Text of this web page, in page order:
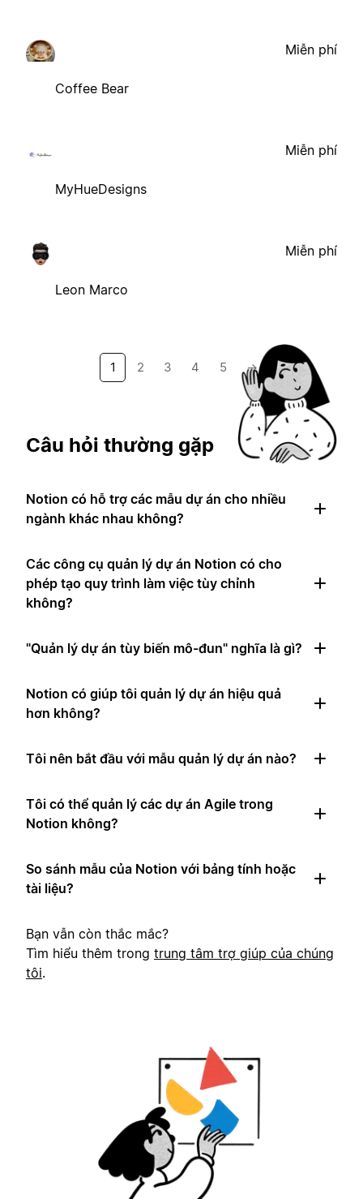
Coffee Bear
Miễn phí
MyHueDesigns
Miễn phí
Leon Marco
Miễn phí
1 2 3 4 5 →
Câu hỏi thường gặp
Notion có hỗ trợ các mẫu dự án cho nhiều
ngành khác nhau không?
Các công cụ quản lý dự án Notion có cho
phép tạo quy trình làm việc tùy chỉnh
không?
"Quản lý dự án tùy biến mô-đun" nghĩa là gì?
Notion có giúp tôi quản lý dự án hiệu quả
hơn không?
Tôi nên bắt đầu với mẫu quản lý dự án nào?
Tôi có thể quản lý các dự án Agile trong
Notion không?
So sánh mẫu của Notion với bảng tính hoặc
tài liệu?
Bạn vẫn còn thắc mắc?
Tìm hiểu thêm trong trung tâm trợ giúp của chúng
tôi.